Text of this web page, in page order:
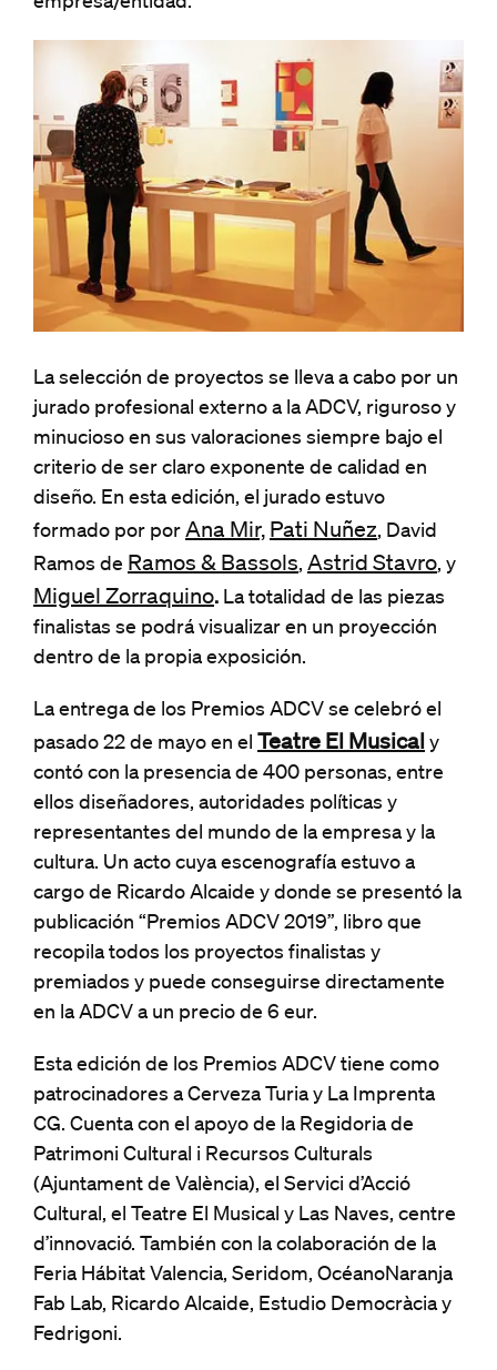
La selección de proyectos se lleva a cabo por un
jurado profesional externo a la ADCV, riguroso y
minucioso en sus valoraciones siempre bajo el
criterio de ser claro exponente de calidad en
diseño. En esta edición, el jurado estuvo
formado por por Ana Mir, Pati Nuñez, David
Ramos de Ramos & Bassols, Astrid Stavro, y
Miguel Zorraquino. La totalidad de las piezas
finalistas se podrá visualizar en un proyección
dentro de la propia exposición.
La entrega de los Premios ADCV se celebró el
pasado 22 de mayo en el Teatre El Musical y
contó con la presencia de 400 personas, entre
ellos diseñadores, autoridades políticas y
representantes del mundo de la empresa y la
cultura. Un acto cuya escenografía estuvo a
cargo de Ricardo Alcaide y donde se presentó la
publicación “Premios ADCV 2019”, libro que
recopila todos los proyectos finalistas y
premiados y puede conseguirse directamente
en la ADCV a un precio de 6 eur.
Esta edición de los Premios ADCV tiene como
patrocinadores a Cerveza Turia y La Imprenta
CG. Cuenta con el apoyo de la Regidoria de
Patrimoni Cultural i Recursos Culturals
(Ajuntament de València), el Servici d’Acció
Cultural, el Teatre El Musical y Las Naves, centre
d’innovació. También con la colaboración de la
Feria Hábitat Valencia, Seridom, OcéanoNaranja
Fab Lab, Ricardo Alcaide, Estudio Democràcia y
Fedrigoni.